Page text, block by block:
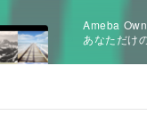
Ameba
あなただけ